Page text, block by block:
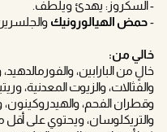
- السكروز: يهدئ ويلطف.
-حمض الهيالورونيك
خالي من:
خالٍ من البارابين،
والفثالات، والزيوت المعدنية،
والتريكلوسان، ويحتوي على أقل من 1٪ من العطور